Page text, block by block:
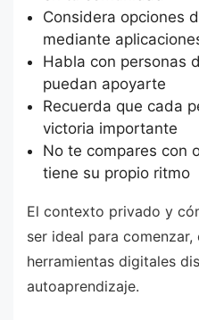
Considera opciones
mediante
Habla con personas
puedan apoyarte
Recuerda que cada
victoria importante
No te compares con
tiene su propio ritmo
El contexto privado y
ser ideal para
herramientas digitales
autoaprendizaje.